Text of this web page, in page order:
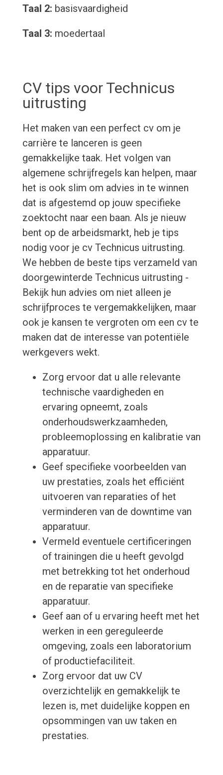
Taal 2: basisvaardigheid
Taal 3: moedertaal
CV tips voor Technicus
uitrusting
Het maken van een perfect cv om je
carrière te lanceren is geen
gemakkelijke taak. Het volgen van
algemene schrijfregels kan helpen, maar
het is ook slim om advies in te winnen
dat is afgestemd op jouw specifieke
zoektocht naar een baan. Als je nieuw
bent op de arbeidsmarkt, heb je tips
nodig voor je cv Technicus uitrusting.
We hebben de beste tips verzameld van
doorgewinterde Technicus uitrusting -
Bekijk hun advies om niet alleen je
schrijfproces te vergemakkelijken, maar
ook je kansen te vergroten om een cv te
maken dat de interesse van potentiële
werkgevers wekt.
Zorg ervoor dat u alle relevante
technische vaardigheden en
ervaring opneemt, zoals
onderhoudswerkzaamheden,
probleemoplossing en kalibratie van
apparatuur.
Geef specifieke voorbeelden van
uw prestaties, zoals het efficiënt
uitvoeren van reparaties of het
verminderen van de downtime van
apparatuur.
Vermeld eventuele certificeringen
of trainingen die u heeft gevolgd
met betrekking tot het onderhoud
en de reparatie van specifieke
apparatuur.
Geef aan of u ervaring heeft met het
werken in een gereguleerde
omgeving, zoals een laboratorium
of productiefaciliteit.
Zorg ervoor dat uw CV
overzichtelijk en gemakkelijk te
lezen is, met duidelijke koppen en
opsommingen van uw taken en
prestaties.